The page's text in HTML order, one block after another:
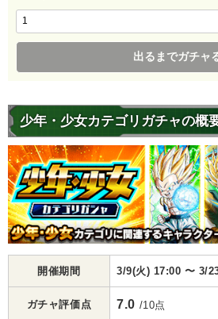
出るまでガチャ
少年・少女カテゴリガチャの概
開催期間 3/9(火) 17:00 〜 3/
ガチャ評価点 7.0 /10点